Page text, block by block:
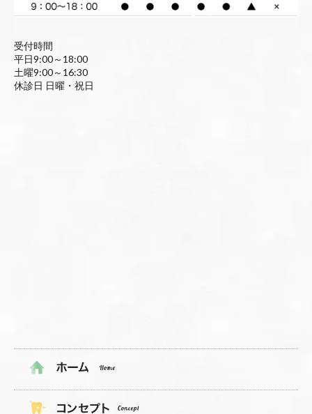
受付時間
平日9:00～18:00
土曜9:00～16:30
休診日 日曜・祝日